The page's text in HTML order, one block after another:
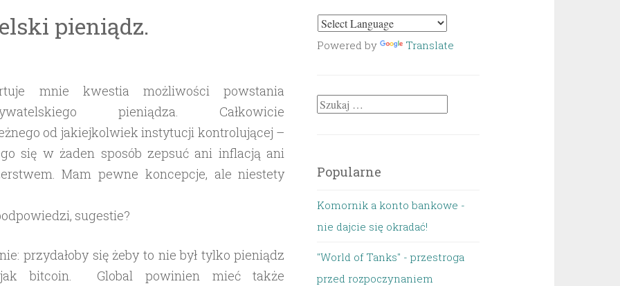
pieniądz.
mnie kwestia możliwości powstania
pieniądza. Całkowicie
od jakiejkolwiek instytucji kontrolującej –
się w żaden sposób zepsuć ani inflacją ani
Mam pewne koncepcje, ale niestety
sugestie?
przydałoby się żeby to nie był tylko pieniądz
jak bitcoin. Global powinien mieć także
Powered by Translate
Szukaj:
Popularne
Komornik a konto bankowe -
nie dajcie się okradać!
"World of Tanks" - przestroga
przed rozpoczynaniem